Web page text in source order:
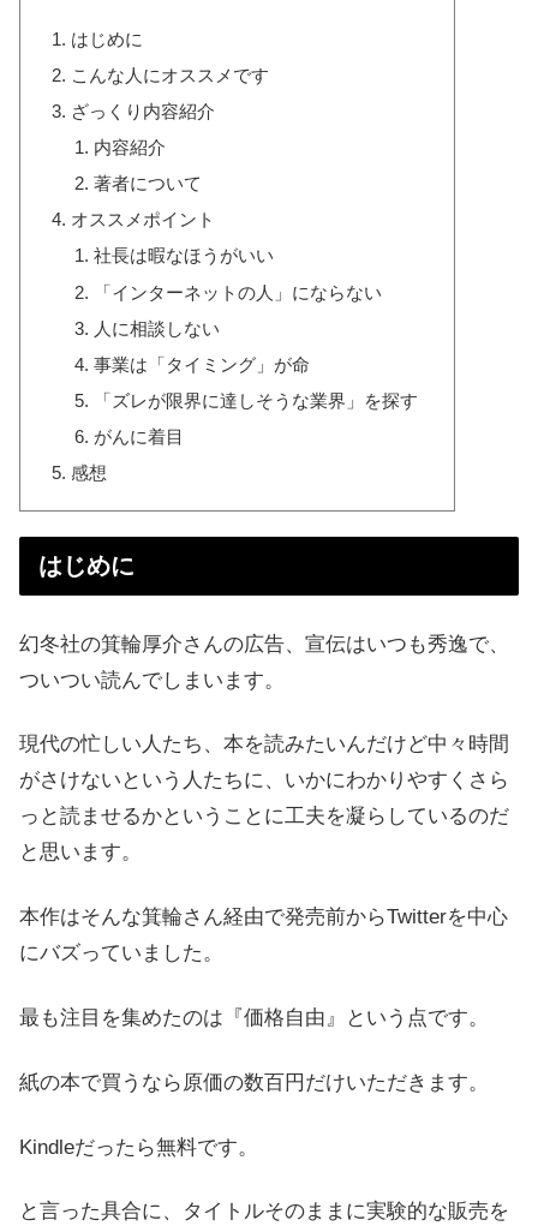
はじめに
こんな人にオススメです
ざっくり内容紹介
内容紹介
著者について
オススメポイント
社長は暇なほうがいい
「インターネットの人」にならない
人に相談しない
事業は「タイミング」が命
「ズレが限界に達しそうな業界」を探す
がんに着目
感想
はじめに
幻冬社の箕輪厚介さんの広告、宣伝はいつも秀逸で、
ついつい読んでしまいます。
現代の忙しい人たち、本を読みたいんだけど中々時間
がさけないという人たちに、いかにわかりやすくさら
っと読ませるかということに工夫を凝らしているのだ
と思います。
本作はそんな箕輪さん経由で発売前からTwitterを中心
にバズっていました。
最も注目を集めたのは『価格自由』という点です。
紙の本で買うなら原価の数百円だけいただきます。
Kindleだったら無料です。
と言った具合に、タイトルそのままに実験的な販売を